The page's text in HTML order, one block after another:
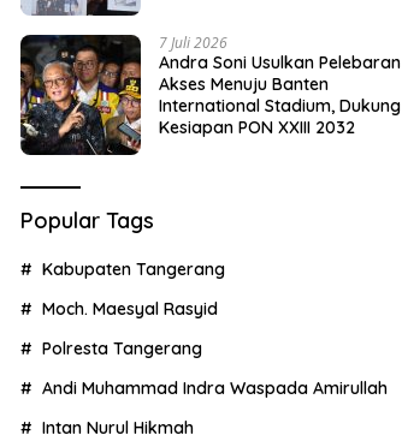
7 Juli 2026
Andra Soni Usulkan Pelebaran
Akses Menuju Banten
International Stadium, Dukung
Kesiapan PON XXIII 2032
Popular Tags
Kabupaten Tangerang
Moch. Maesyal Rasyid
Polresta Tangerang
Andi Muhammad Indra Waspada Amirullah
Intan Nurul Hikmah